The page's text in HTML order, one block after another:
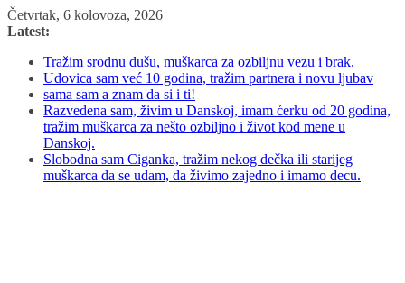
Skip
to
Četvrtak, 6 kolovoza, 2026
Latest:
Tražim srodnu dušu, muškarca za ozbiljnu vezu i brak.
Udovica sam već 10 godina, tražim partnera i novu ljubav
sama sam a znam da si i ti!
Razvedena sam, živim u Danskoj, imam ćerku od 20 godina,
tražim muškarca za nešto ozbiljno i život kod mene u
Danskoj.
Slobodna sam Ciganka, tražim nekog dečka ili starijeg
muškarca da se udam, da živimo zajedno i imamo decu.